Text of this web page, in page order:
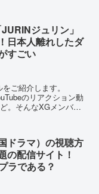
ジュリン」
日本人離れしたダ
すごい
ご紹介します。
のリアクション動
。そんなXGメンバー
ドラマ）の視聴方
の配信サイト！
ラである？